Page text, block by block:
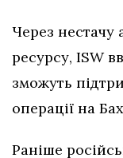
Через нестачу
ресурсу, ISW
зможуть
операції на
Раніше